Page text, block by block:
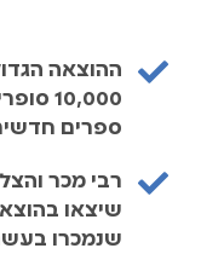
ההוצאה
ספרים
שיצאו
שנמכרו